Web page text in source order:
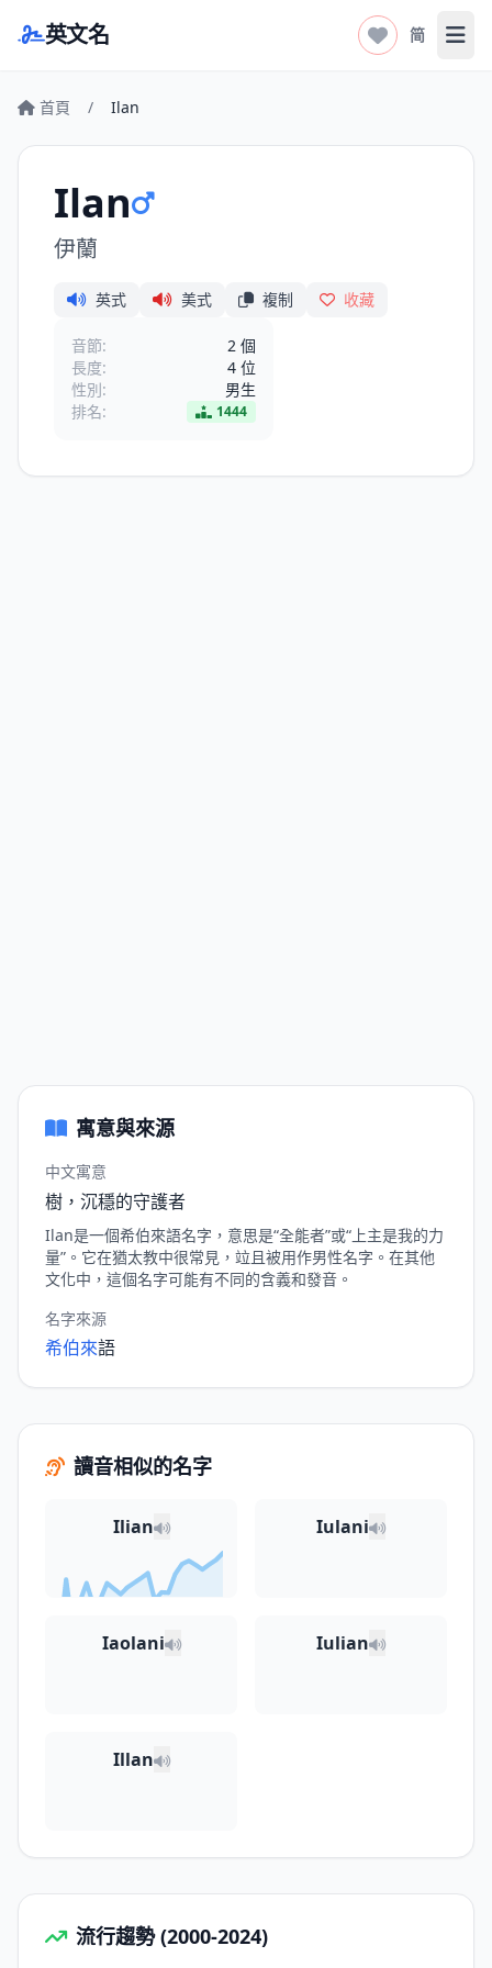
英文名 简 打
首頁 / Ilan
Ilan
伊蘭
英式 美式 複制 收藏
音節:
2 個
長度:
4 位
性別:
男生
排名:
1444
寓意與來源
中文寓意
樹，沉穩的守護者
Ilan是一個希伯來語名字，意思是“全能者”或“上主是我的力
量”。它在猶太教中很常見，竝且被用作男性名字。在其他
文化中，這個名字可能有不同的含義和發音。
名字來源
希伯來語
讀音相似的名字
Ilian Iulani
Iaolani Iulian
Illan
流行趨勢 (2000-2024)